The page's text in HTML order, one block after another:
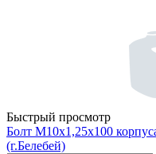
Быстрый просмотр
Болт М10х1,25х100
(г.Белебей)